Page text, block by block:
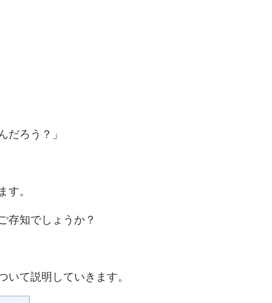
ろう？」
す。
存知でしょうか？
て説明していきます。